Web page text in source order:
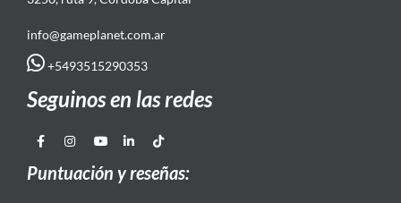
info@gameplanet.com.ar
+5493515290353
Seguinos en las redes
Puntuación y reseñas: